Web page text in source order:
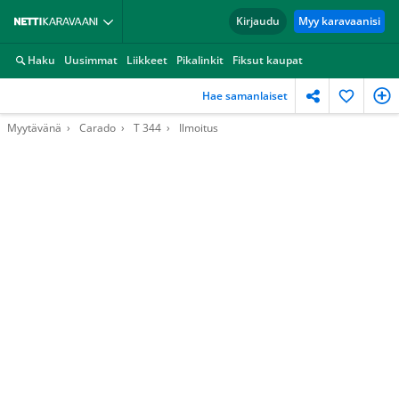
Kirjaudu Myy karavaanisi
Haku Uusimmat Liikkeet Pikalinkit Fiksut kaupat
Hae samanlaiset
Myytävänä Carado T 344 Ilmoitus